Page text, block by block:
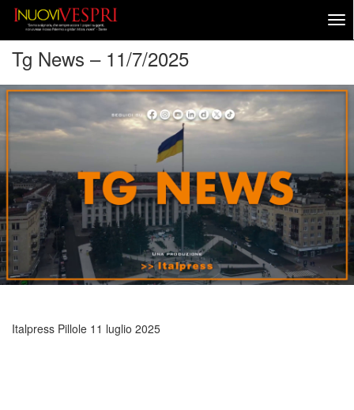
Tg News – 11/7/2025
Italpress Pillole 11 luglio 2025